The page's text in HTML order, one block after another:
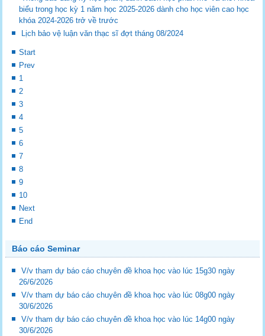
biểu trong học kỳ 1 năm học 2025-2026 dành cho học viên cao học
khóa 2024-2026 trở về trước
Lịch bảo vệ luận văn thạc sĩ đợt tháng 08/2024
Start
Prev
1
2
3
4
5
6
7
8
9
10
Next
End
Báo cáo Seminar
V/v tham dự báo cáo chuyên đề khoa học vào lúc 15g30 ngày
26/6/2026
V/v tham dự báo cáo chuyên đề khoa học vào lúc 08g00 ngày
30/6/2026
V/v tham dự báo cáo chuyên đề khoa học vào lúc 14g00 ngày
30/6/2026